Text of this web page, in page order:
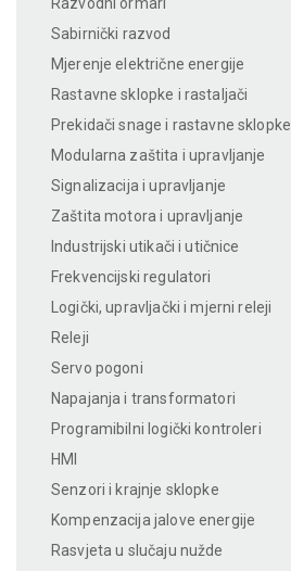
Razvodni ormari
Sabirnički razvod
Mjerenje električne energije
Rastavne sklopke i rastaljači
Prekidači snage i rastavne sklopke
Modularna zaštita i upravljanje
Signalizacija i upravljanje
Zaštita motora i upravljanje
Industrijski utikači i utičnice
Frekvencijski regulatori
Logički, upravljački i mjerni releji
Releji
Servo pogoni
Napajanja i transformatori
Programibilni logički kontroleri
HMI
Senzori i krajnje sklopke
Kompenzacija jalove energije
Rasvjeta u slučaju nužde